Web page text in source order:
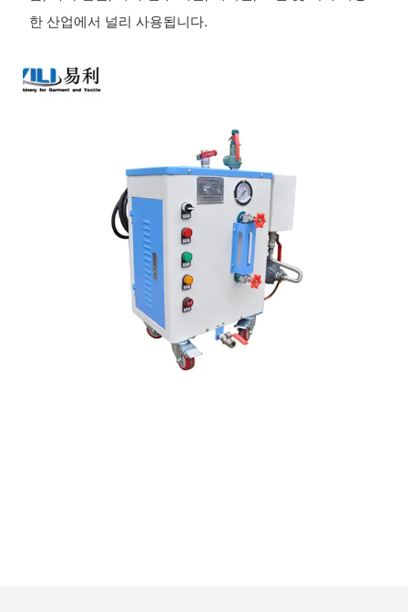
한 산업에서 널리 사용됩니다.